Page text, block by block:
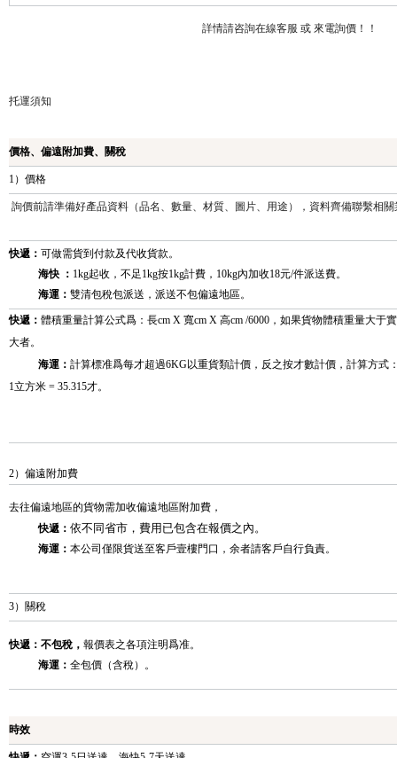
詳情請咨詢在線客服 或 來電詢價！！
托運須知
價格、偏遠附加費、關稅
1）價格
詢價前請準備好產品資料（品名、數量、材質、圖片、用途），資料齊備聯繫相
快遞： 可做需貨到付款及代收貨款。
海快 ： 1kg起收，不足1kg按1kg計費，10kg內加收18元/件派送費。
海運： 雙清包稅包派送，派送不包偏遠地區。
快遞： 體積重量計算公式爲：長cm X 寬cm X 高cm /6000，如果貨物體積重量大于
大者。
海運： 計算標准爲每才超過6KG以重貨類計價，反之按才數計價，計算方式
1立方米 = 35.315才。
2）偏遠附加費
去往偏遠地區的貨物需加收偏遠地區附加費，
快遞： 依不同省市，費用已包含在報價之內。
海運： 本公司僅限貨送至客戶壹樓門口，余者請客戶自行負責。
3）關稅
快遞： 不包稅 ， 報價表之各項注明爲准。
海運： 全包價（含稅）。
時效